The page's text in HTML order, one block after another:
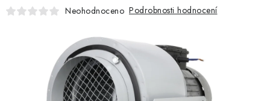
ÚPRAVA VZDUCHU
ODVLHČOVAČE
Neohodnoceno Podrobnosti hodnocení